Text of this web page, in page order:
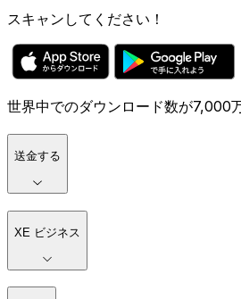
スキャンしてください！
世界中でのダウンロード数が7,000
送金する
XE ビジネス